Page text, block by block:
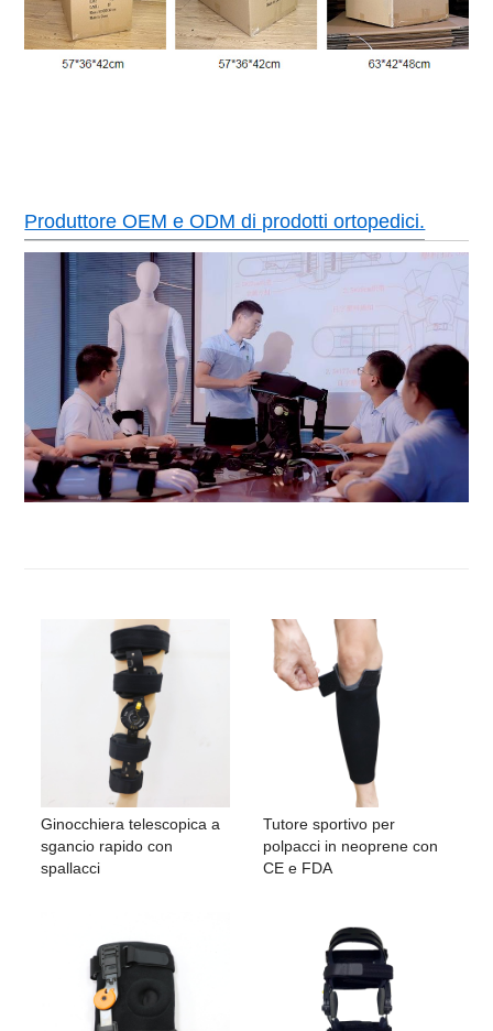
Produttore OEM e ODM di prodotti ortopedici.
Ginocchiera telescopica a
sgancio rapido con
spallacci
Tutore sportivo per
polpacci in neoprene con
CE e FDA